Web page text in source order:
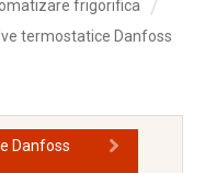
frigorifica
termostatice Danfoss
Danfoss